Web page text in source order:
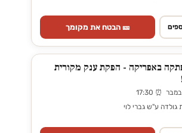
🎫 הבטח את מקומך
באפריקה - הפקת ענק מקורית
גולדה ע"ש גברי לוי